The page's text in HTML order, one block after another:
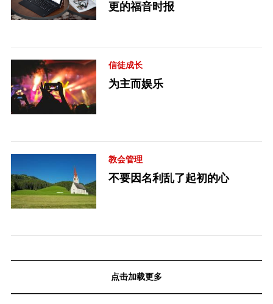
更的福音时报
信徒成长
为主而娱乐
教会管理
不要因名利乱了起初的心
点击加载更多